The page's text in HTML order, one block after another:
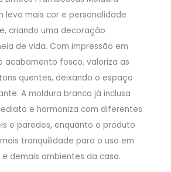
leva mais cor e personalidade
criando uma decoração
de vida. Com impressão em
acabamento fosco, valoriza as
quentes, deixando o espaço
A moldura branca já inclusa
e harmoniza com diferentes
e paredes, enquanto o produto
tranquilidade para o uso em
demais ambientes da casa.